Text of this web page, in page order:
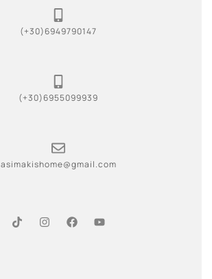
(+30)6949790147
(+30)6955099939
asimakishome@gmail.com